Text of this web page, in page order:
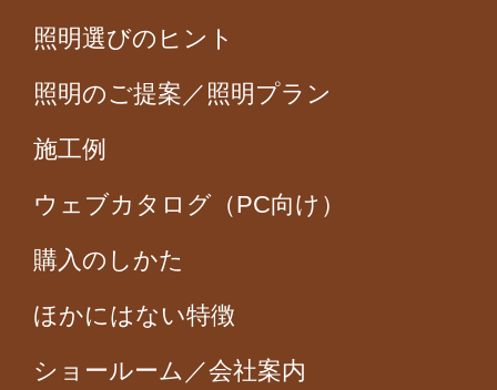
照明選びのヒント
照明のご提案／照明プラン
施工例
ウェブカタログ（PC向け）
購入のしかた
ほかにはない特徴
ショールーム／会社案内